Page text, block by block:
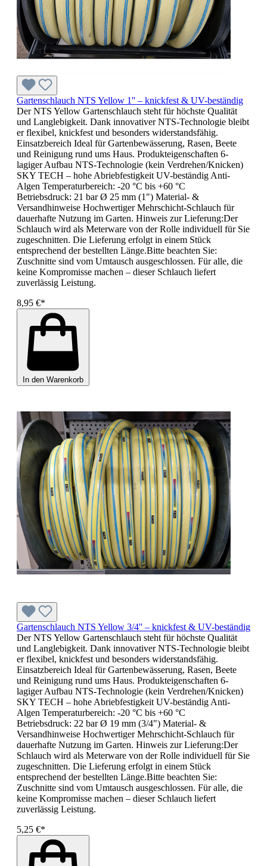
Gartenschlauch NTS Yellow 1'' – knickfest & UV-beständig
Der NTS Yellow Gartenschlauch steht für höchste Qualität
und Langlebigkeit. Dank innovativer NTS-Technologie bleibt
er flexibel, knickfest und besonders widerstandsfähig.
Einsatzbereich Ideal für Gartenbewässerung, Rasen, Beete
und Reinigung rund ums Haus. Produkteigenschaften 6-
lagiger Aufbau NTS-Technologie (kein Verdrehen/Knicken)
SKY TECH – hohe Abriebfestigkeit UV-beständig Anti-
Algen Temperaturbereich: -20 °C bis +60 °C
Betriebsdruck: 21 bar Ø 25 mm (1") Material- &
Versandhinweise Hochwertiger Mehrschicht-Schlauch für
dauerhafte Nutzung im Garten. Hinweis zur Lieferung:Der
Schlauch wird als Meterware von der Rolle individuell für Sie
zugeschnitten. Die Lieferung erfolgt in einem Stück
entsprechend der bestellten Länge.Bitte beachten Sie:
Zuschnitte sind vom Umtausch ausgeschlossen. Für alle, die
keine Kompromisse machen – dieser Schlauch liefert
zuverlässig Leistung.
8,95 €*
In den Warenkorb
Gartenschlauch NTS Yellow 3/4'' – knickfest & UV-beständig
Der NTS Yellow Gartenschlauch steht für höchste Qualität
und Langlebigkeit. Dank innovativer NTS-Technologie bleibt
er flexibel, knickfest und besonders widerstandsfähig.
Einsatzbereich Ideal für Gartenbewässerung, Rasen, Beete
und Reinigung rund ums Haus. Produkteigenschaften 6-
lagiger Aufbau NTS-Technologie (kein Verdrehen/Knicken)
SKY TECH – hohe Abriebfestigkeit UV-beständig Anti-
Algen Temperaturbereich: -20 °C bis +60 °C
Betriebsdruck: 22 bar Ø 19 mm (3/4") Material- &
Versandhinweise Hochwertiger Mehrschicht-Schlauch für
dauerhafte Nutzung im Garten. Hinweis zur Lieferung:Der
Schlauch wird als Meterware von der Rolle individuell für Sie
zugeschnitten. Die Lieferung erfolgt in einem Stück
entsprechend der bestellten Länge.Bitte beachten Sie:
Zuschnitte sind vom Umtausch ausgeschlossen. Für alle, die
keine Kompromisse machen – dieser Schlauch liefert
zuverlässig Leistung.
5,25 €*